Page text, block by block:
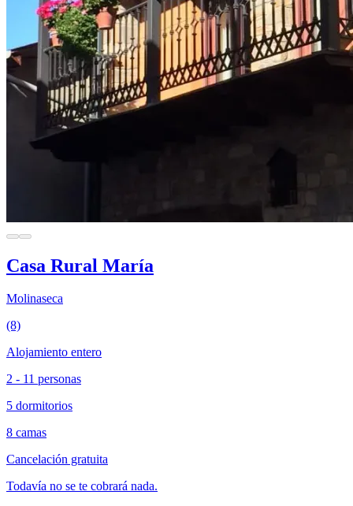
Casa Rural María
Molinaseca
(8)
Alojamiento entero
2 - 11 personas
5 dormitorios
8 camas
Cancelación gratuita
Todavía no se te cobrará nada.